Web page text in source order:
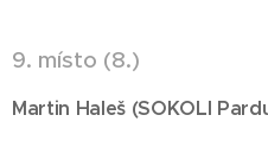
9. místo (8.)
Martin Haleš (SOKOLI